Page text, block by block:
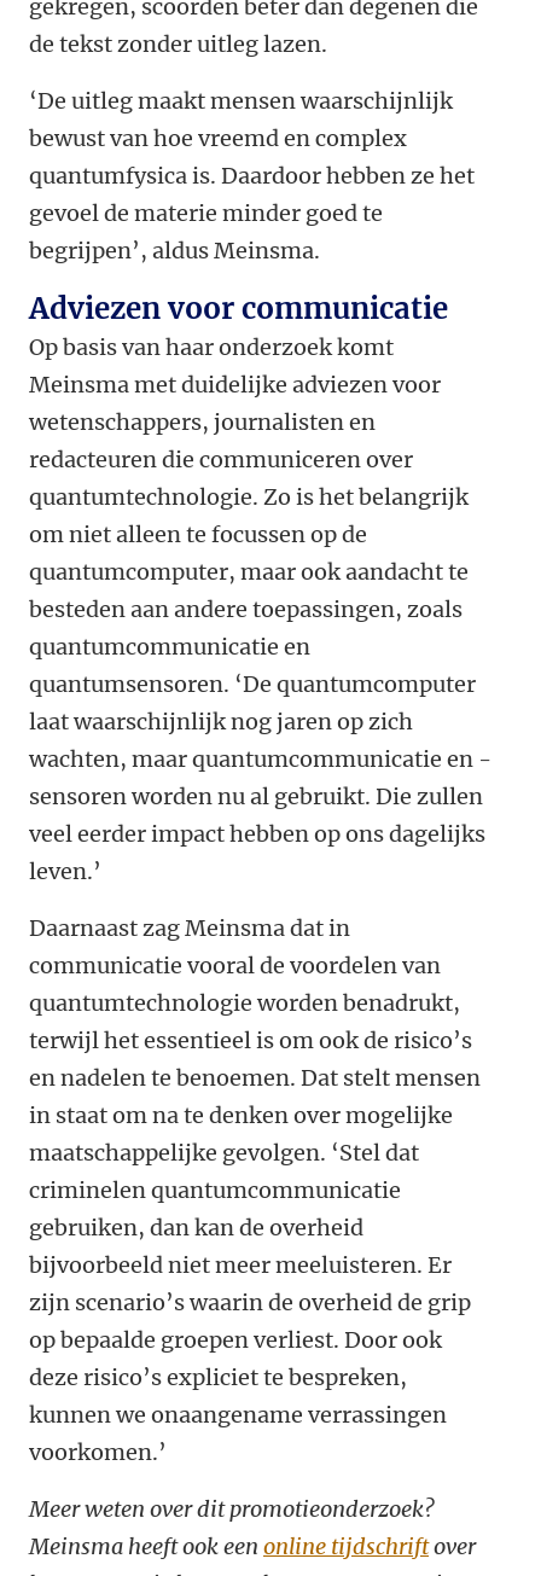
gekregen, scoorden beter dan degenen die
de tekst zonder uitleg lazen.
‘De uitleg maakt mensen waarschijnlijk
bewust van hoe vreemd en complex
quantumfysica is. Daardoor hebben ze het
gevoel de materie minder goed te
begrijpen’, aldus Meinsma.
Adviezen voor communicatie
Op basis van haar onderzoek komt
Meinsma met duidelijke adviezen voor
wetenschappers, journalisten en
redacteuren die communiceren over
quantumtechnologie. Zo is het belangrijk
om niet alleen te focussen op de
quantumcomputer, maar ook aandacht te
besteden aan andere toepassingen, zoals
quantumcommunicatie en
quantumsensoren. ‘De quantumcomputer
laat waarschijnlijk nog jaren op zich
wachten, maar quantumcommunicatie en -
sensoren worden nu al gebruikt. Die zullen
veel eerder impact hebben op ons dagelijks
leven.’
Daarnaast zag Meinsma dat in
communicatie vooral de voordelen van
quantumtechnologie worden benadrukt,
terwijl het essentieel is om ook de risico’s
en nadelen te benoemen. Dat stelt mensen
in staat om na te denken over mogelijke
maatschappelijke gevolgen. ‘Stel dat
criminelen quantumcommunicatie
gebruiken, dan kan de overheid
bijvoorbeeld niet meer meeluisteren. Er
zijn scenario’s waarin de overheid de grip
op bepaalde groepen verliest. Door ook
deze risico’s expliciet te bespreken,
kunnen we onaangename verrassingen
voorkomen.’
Meer weten over dit promotieonderzoek?
Meinsma heeft ook een online tijdschriftover